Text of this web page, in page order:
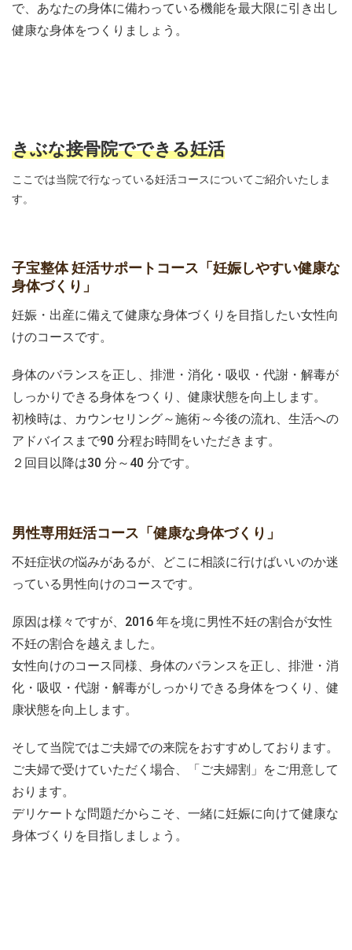
で、あなたの身体に備わっている機能を最大限に引き出し
健康な身体をつくりましょう。
きぶな接骨院でできる妊活
ここでは当院で行なっている妊活コースについてご紹介いたしま
す。
子宝整体 妊活サポートコース「妊娠しやすい健康な
身体づくり」
妊娠・出産に備えて健康な身体づくりを目指したい女性向
けのコースです。
身体のバランスを正し、排泄・消化・吸収・代謝・解毒が
しっかりできる身体をつくり、健康状態を向上します。
初検時は、カウンセリング～施術～今後の流れ、生活への
アドバイスまで90 分程お時間をいただきます。
２回目以降は30 分～40 分です。
男性専用妊活コース「健康な身体づくり」
不妊症状の悩みがあるが、どこに相談に行けばいいのか迷
っている男性向けのコースです。
原因は様々ですが、2016 年を境に男性不妊の割合が女性
不妊の割合を越えました。
女性向けのコース同様、身体のバランスを正し、排泄・消
化・吸収・代謝・解毒がしっかりできる身体をつくり、健
康状態を向上します。
そして当院ではご夫婦での来院をおすすめしております。
ご夫婦で受けていただく場合、「ご夫婦割」をご用意して
おります。
デリケートな問題だからこそ、一緒に妊娠に向けて健康な
身体づくりを目指しましょう。